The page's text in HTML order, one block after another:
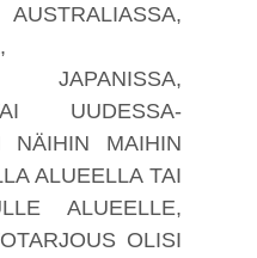
JAPANISSA,
UUDESSA-
NÄIHIN MAIHIN
ALUEELLA TAI
ALUEELLE,
OLISI